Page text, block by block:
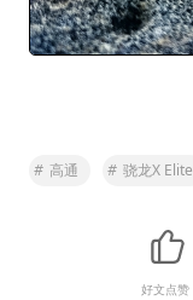
# 高通 # 骁龙X Elite
好文点赞